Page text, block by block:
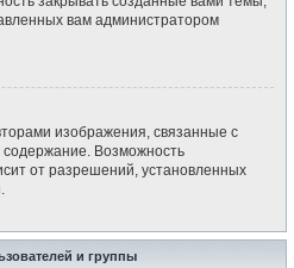
вам администратором
изображения, связанные с
Возможность
от разрешений, установленных
и группы